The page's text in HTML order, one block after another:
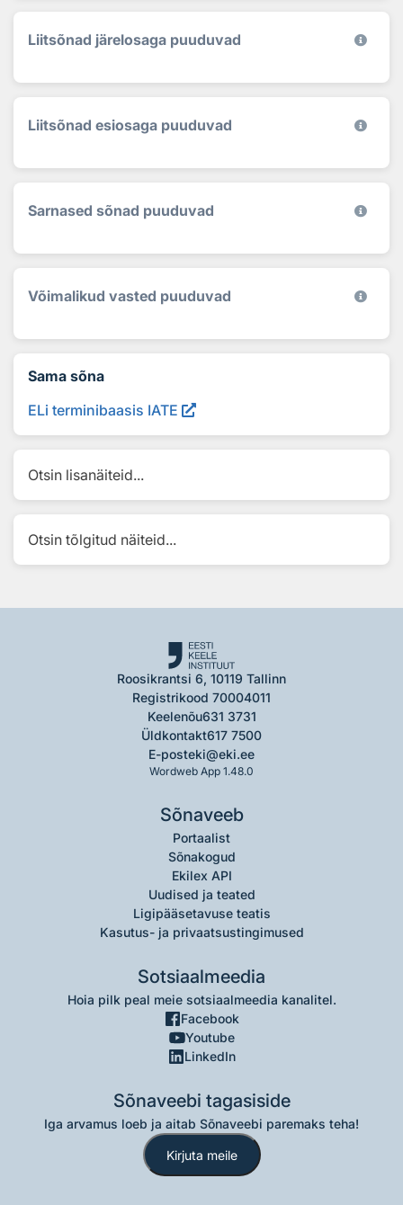
Liitsõnad järelosaga puuduvad
Liitsõnad esiosaga puuduvad
Sarnased sõnad puuduvad
Võimalikud vasted puuduvad
Sama sõna
ELi terminibaasis IATE
Otsin lisanäiteid...
Otsin tõlgitud näiteid...
Roosikrantsi 6, 10119 Tallinn
Registrikood 70004011
Keelenõu631 3731
Üldkontakt617 7500
E-posteki@eki.ee
Wordweb App 1.48.0
Sõnaveeb
Portaalist
Sõnakogud
Ekilex API
Uudised ja teated
Ligipääsetavuse teatis
Kasutus- ja privaatsustingimused
Sotsiaalmeedia
Hoia pilk peal meie sotsiaalmeedia kanalitel.
Facebook
Youtube
LinkedIn
Sõnaveebi tagasiside
Iga arvamus loeb ja aitab Sõnaveebi paremaks teha!
Kirjuta meile